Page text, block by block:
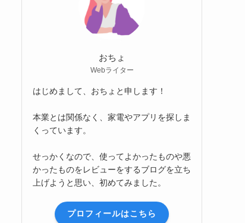
おちょ
Webライター
はじめまして、おちょと申します！
本業とは関係なく、家電やアプリを探しま
くっています。
せっかくなので、使ってよかったものや悪
かったものをレビューをするブログを立ち
上げようと思い、初めてみました。
プロフィールはこちら